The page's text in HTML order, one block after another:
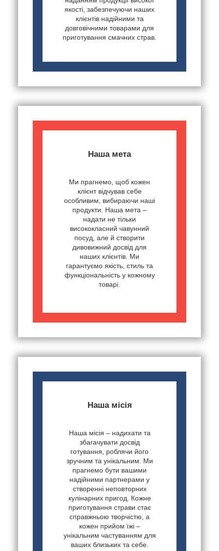
якості, забезпечуючи наших
клієнтів надійними та
довговічними товарами для
приготування смачних страв.
Наша мета
Ми прагнемо, щоб кожен
клієнт відчував себе
особливим, вибираючи наші
продукти. Наша мета –
надати не тільки
висококласний чавунний
посуд, але й створити
дивовижний досвід для
наших клієнтів. Ми
гарантуємо якість, стиль та
функціональність у кожному
товарі.
Наша місія
Наша місія – надихати та
збагачувати досвід
готування, роблячи його
зручним та унікальним. Ми
прагнемо бути вашими
надійними партнерами у
створенні неповторних
кулінарних пригод. Кожне
приготування страви стає
справжньою творчістю, а
кожен прийом їжі –
унікальним частуванням для
ваших близьких та себе.